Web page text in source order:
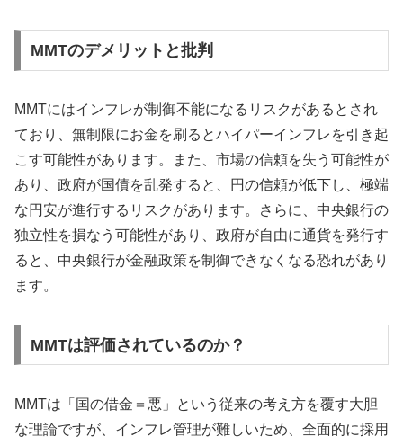
MMTのデメリットと批判
MMTにはインフレが制御不能になるリスクがあるとされ
ており、無制限にお金を刷るとハイパーインフレを引き起
こす可能性があります。また、市場の信頼を失う可能性が
あり、政府が国債を乱発すると、円の信頼が低下し、極端
な円安が進行するリスクがあります。さらに、中央銀行の
独立性を損なう可能性があり、政府が自由に通貨を発行す
ると、中央銀行が金融政策を制御できなくなる恐れがあり
ます。
MMTは評価されているのか？
MMTは「国の借金＝悪」という従来の考え方を覆す大胆
な理論ですが、インフレ管理が難しいため、全面的に採用